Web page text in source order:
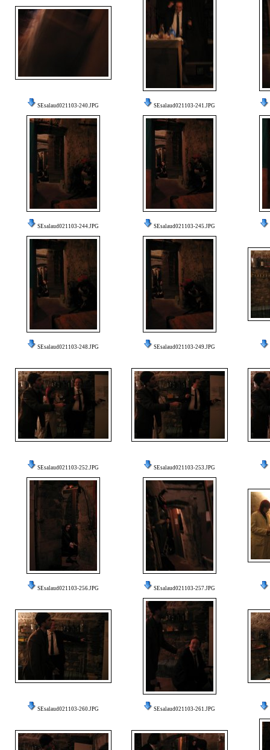
SEsalaud021103-240.JPG SEsalaud021103-241.JPG
SEsalaud021103-244.JPG SEsalaud021103-245.JPG
SEsalaud021103-248.JPG SEsalaud021103-249.JPG
SEsalaud021103-252.JPG SEsalaud021103-253.JPG
SEsalaud021103-256.JPG SEsalaud021103-257.JPG
SEsalaud021103-260.JPG SEsalaud021103-261.JPG